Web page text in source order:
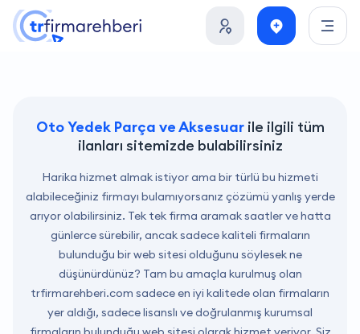
Oto Yedek Parça ve Aksesuarile ilgili tüm
ilanları sitemizde bulabilirsiniz
Harika hizmet almak istiyor ama bir türlü bu hizmeti
alabileceğiniz firmayı bulamıyorsanız çözümü yanlış yerde
arıyor olabilirsiniz. Tek tek firma aramak saatler ve hatta
günlerce sürebilir, ancak sadece kaliteli firmaların
bulunduğu bir web sitesi olduğunu söylesek ne
düşünürdünüz? Tam bu amaçla kurulmuş olan
trfirmarehberi.com sadece en iyi kalitede olan firmaların
yer aldığı, sadece lisanslı ve doğrulanmış kurumsal